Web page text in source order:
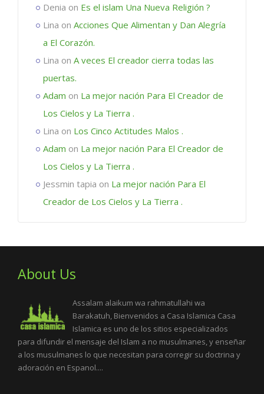
Denia on Es el islam Una Nueva Religión ?
Lina on Acciones Que Alimentan y Dan Alegría
a El Corazón.
Lina on A veces El creador cierra todas las
puertas.
Adam on La mejor nación Para El Creador de
Los Cielos y La Tierra .
Lina on Los Cinco Actitudes Malos .
Adam on La mejor nación Para El Creador de
Los Cielos y La Tierra .
Jessmin tapia on La mejor nación Para El
Creador de Los Cielos y La Tierra .
About Us
Assalam alaikum wa rahmatullahi wa
Barakatuh, Bienvenidos a Casa Islamica Casa
Islamica es uno de los sitios especializados
para difundir el mensaje del Islam a no musulmanes, y enseñar
a los musulmanes lo que necesitan para corregir su doctrina y
adoración en Espanol....